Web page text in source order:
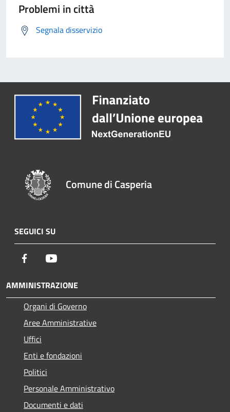
Problemi in città
Segnala disservizio
Comune di Casperia
SEGUICI SU
Facebook
AMMINISTRAZIONE
Organi di Governo
Aree Amministrative
Uffici
Enti e fondazioni
Politici
Personale Amministrativo
Documenti e dati